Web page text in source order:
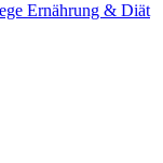
Ernährung & Diät